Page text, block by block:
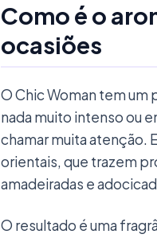
Como é o
ocasiões
O Chic Woman tem um
nada muito intenso ou
chamar muita atenção.
orientais, que trazem
amadeiradas e
O resultado é uma